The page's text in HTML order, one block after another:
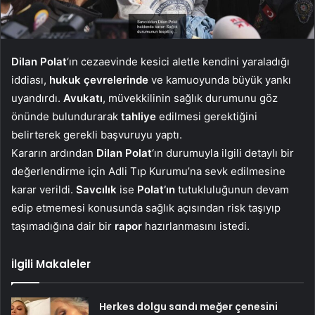
Dilan Polat‘ın cezaevinde kesici aletle kendini yaraladığı
iddiası, hukuk çevrelerinde ve kamuoyunda büyük yankı
uyandırdı. Avukatı, müvekkilinin sağlık durumunu göz
önünde bulundurarak tahliye edilmesi gerektiğini
belirterek gerekli başvuruyu yaptı.
Kararın ardından Dilan Polat‘ın durumuyla ilgili detaylı bir
değerlendirme için Adli Tıp Kurumu’na sevk edilmesine
karar verildi. Savcılık ise Polat’ın tutukluluğunun devam
edip etmemesi konusunda sağlık açısından risk taşıyıp
taşımadığına dair bir rapor hazırlanmasını istedi.
İlgili Makaleler
Herkes dolgu sandı meğer çenesini